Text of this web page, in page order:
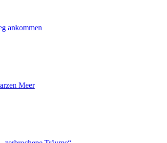
ankommen
Meer